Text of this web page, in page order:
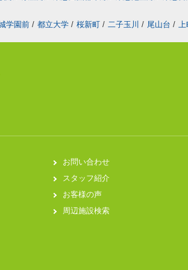
学園前 / 都立大学 / 桜新町 / 二子玉川 / 尾山台 / 上
お問い合わせ
スタッフ紹介
お客様の声
周辺施設検索